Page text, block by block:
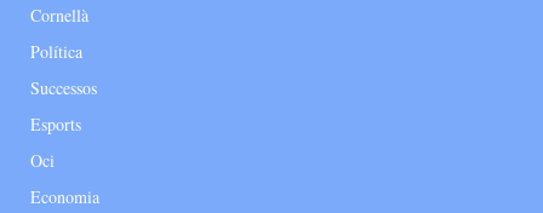
Cornellà
Política
Successos
Esports
Oci
Economia